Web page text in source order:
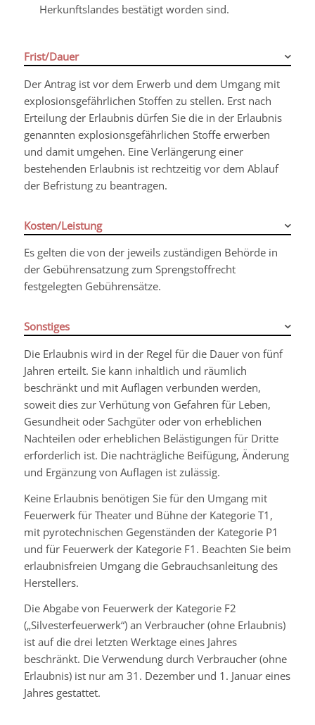
Herkunftslandes bestätigt worden sind.
Frist/Dauer
Der Antrag ist vor dem Erwerb und dem Umgang mit
explosionsgefährlichen Stoffen zu stellen. Erst nach
Erteilung der Erlaubnis dürfen Sie die in der Erlaubnis
genannten explosionsgefährlichen Stoffe erwerben
und damit umgehen. Eine Verlängerung einer
bestehenden Erlaubnis ist rechtzeitig vor dem Ablauf
der Befristung zu beantragen.
Kosten/Leistung
Es gelten die von der jeweils zuständigen Behörde in
der Gebührensatzung zum Sprengstoffrecht
festgelegten Gebührensätze.
Sonstiges
Die Erlaubnis wird in der Regel für die Dauer von fünf
Jahren erteilt. Sie kann inhaltlich und räumlich
beschränkt und mit Auflagen verbunden werden,
soweit dies zur Verhütung von Gefahren für Leben,
Gesundheit oder Sachgüter oder von erheblichen
Nachteilen oder erheblichen Belästigungen für Dritte
erforderlich ist. Die nachträgliche Beifügung, Änderung
und Ergänzung von Auflagen ist zulässig.
Keine Erlaubnis benötigen Sie für den Umgang mit
Feuerwerk für Theater und Bühne der Kategorie T1,
mit pyrotechnischen Gegenständen der Kategorie P1
und für Feuerwerk der Kategorie F1. Beachten Sie beim
erlaubnisfreien Umgang die Gebrauchsanleitung des
Herstellers.
Die Abgabe von Feuerwerk der Kategorie F2
(„Silvesterfeuerwerk“) an Verbraucher (ohne Erlaubnis)
ist auf die drei letzten Werktage eines Jahres
beschränkt. Die Verwendung durch Verbraucher (ohne
Erlaubnis) ist nur am 31. Dezember und 1. Januar eines
Jahres gestattet.